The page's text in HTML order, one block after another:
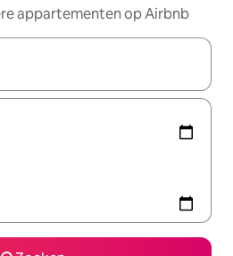
appartementen op Airbnb
zijn, maak je een keuze